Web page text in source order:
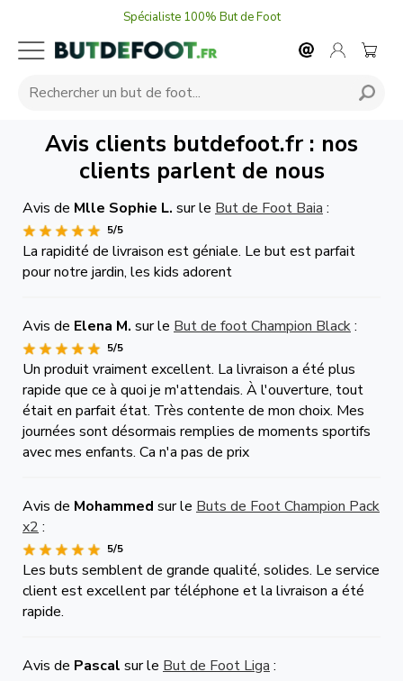
Spécialiste 100% But de Foot
Avis clients butdefoot.fr : nos
clients parlent de nous
Avis de Mlle Sophie L. sur le But de Foot Baia :
5/5
La rapidité de livraison est géniale. Le but est parfait
pour notre jardin, les kids adorent
Avis de Elena M. sur le But de foot Champion Black:
5/5
Un produit vraiment excellent. La livraison a été plus
rapide que ce à quoi je m'attendais. À l'ouverture, tout
était en parfait état. Très contente de mon choix. Mes
journées sont désormais remplies de moments sportifs
avec mes enfants. Ca n'a pas de prix
Avis de Mohammed sur le Buts de Foot Champion Pack
x2 :
5/5
Les buts semblent de grande qualité, solides. Le service
client est excellent par téléphone et la livraison a été
rapide.
Avis de Pascal sur le But de Foot Liga :